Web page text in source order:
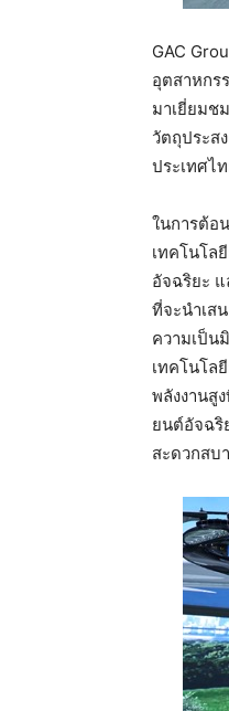
GAC
อุตสาหกร
มาเยี่ยมช
วัตถุประส
ประเทศไ
ในการต้อ
เทคโนโล
อัจฉริยะ
ที่จะนำเส
ความเป็น
เทคโนโล
พลังงานสู
ยนต์อัจฉริ
สะดวกสบ